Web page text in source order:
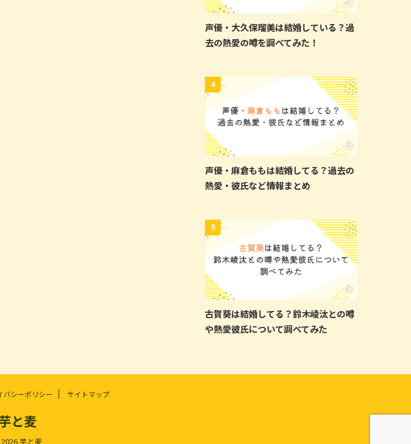
声優・大久保瑠美は結婚している？過
去の熱愛の噂を調べてみた！
4
声優・麻倉ももは結婚してる？過去の
熱愛・彼氏など情報まとめ
5
古賀葵は結婚してる？鈴木崚汰との噂
や熱愛彼氏について調べてみた
バシーポリシー サイトマップ
と麦
芋と麦